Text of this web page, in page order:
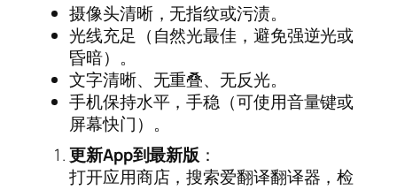
摄像头清晰，无指纹或污渍。
光线充足（自然光最佳，避免强逆光或
昏暗）。
文字清晰、无重叠、无反光。
手机保持水平，手稳（可使用音量键或
屏幕快门）。
更新App到最新版 ：
打开应用商店，搜索爱翻译翻译器，检